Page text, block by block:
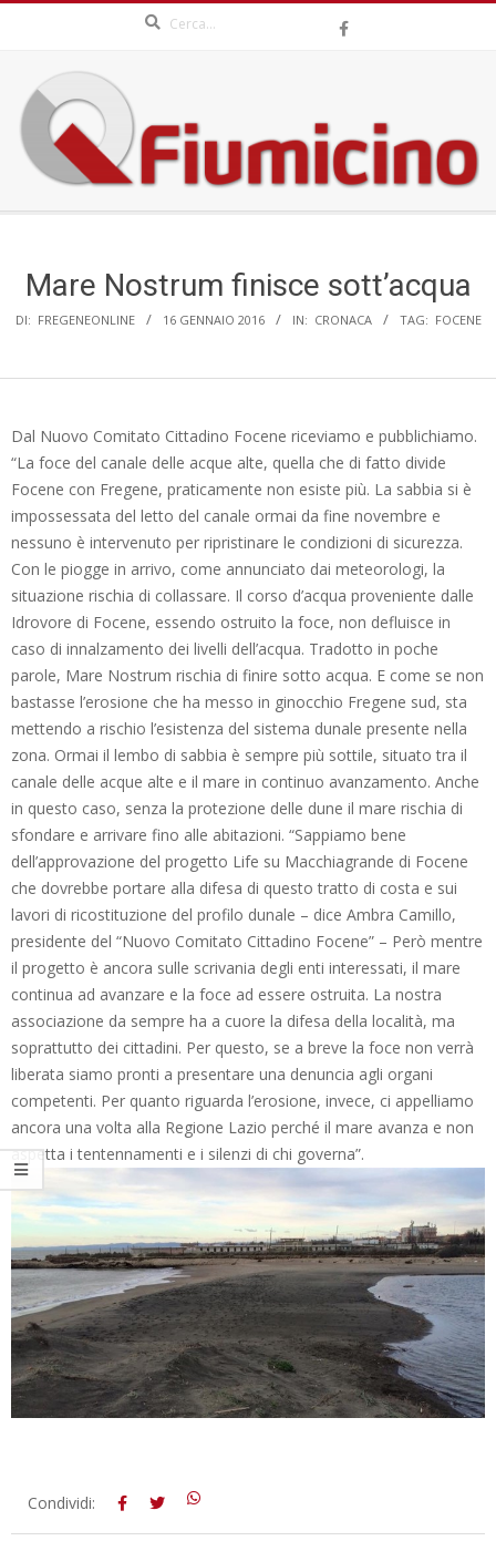
content
QFIUMICINO.COM
MenuMare Nostrum finisce sott’acqua
DI: FREGENEONLINE 16 GENNAIO 2016 IN: CRONACA TAG: FOCENE
Dal Nuovo Comitato Cittadino Focene riceviamo e pubblichiamo.
“La foce del canale delle acque alte, quella che di fatto divide
Focene con Fregene, praticamente non esiste più. La sabbia si è
impossessata del letto del canale ormai da fine novembre e
nessuno è intervenuto per ripristinare le condizioni di sicurezza.
Con le piogge in arrivo, come annunciato dai meteorologi, la
situazione rischia di collassare. Il corso d’acqua proveniente dalle
Idrovore di Focene, essendo ostruito la foce, non defluisce in
caso di innalzamento dei livelli dell’acqua. Tradotto in poche
parole, Mare Nostrum rischia di finire sotto acqua. E come se non
bastasse l’erosione che ha messo in ginocchio Fregene sud, sta
mettendo a rischio l’esistenza del sistema dunale presente nella
zona. Ormai il lembo di sabbia è sempre più sottile, situato tra il
canale delle acque alte e il mare in continuo avanzamento. Anche
in questo caso, senza la protezione delle dune il mare rischia di
sfondare e arrivare fino alle abitazioni. “Sappiamo bene
dell’approvazione del progetto Life su Macchiagrande di Focene
che dovrebbe portare alla difesa di questo tratto di costa e sui
lavori di ricostituzione del profilo dunale – dice Ambra Camillo,
presidente del “Nuovo Comitato Cittadino Focene” – Però mentre
il progetto è ancora sulle scrivania degli enti interessati, il mare
continua ad avanzare e la foce ad essere ostruita. La nostra
associazione da sempre ha a cuore la difesa della località, ma
soprattutto dei cittadini. Per questo, se a breve la foce non verrà
liberata siamo pronti a presentare una denuncia agli organi
competenti. Per quanto riguarda l’erosione, invece, ci appelliamo
ancora una volta alla Regione Lazio perché il mare avanza e non
aspetta i tentennamenti e i silenzi di chi governa”.
2016-
01-
Condividi: